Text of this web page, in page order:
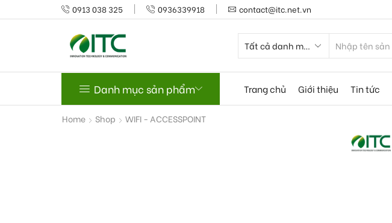
0913 038 325 0936339918 contact@itc.net.vn
Danh mục sản phẩm Trang chủ Giới thiệu Tin tức
Home Shop WIFI - ACCESSPOINT